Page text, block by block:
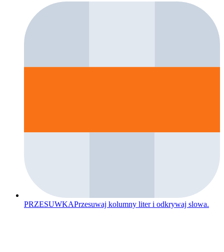
PRZESUWKAPrzesuwaj kolumny liter i odkrywaj slowa.